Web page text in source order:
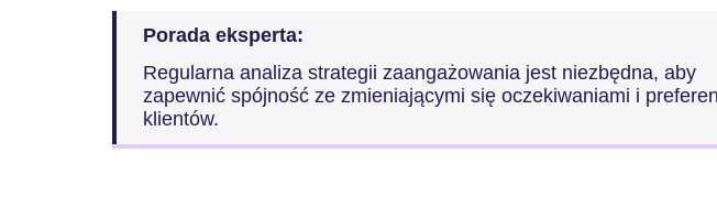
Porada eksperta:
Regularna analiza strategii zaangażowania jest niezbędna, aby
zapewnić spójność ze zmieniającymi się oczekiwaniami i
klientów.